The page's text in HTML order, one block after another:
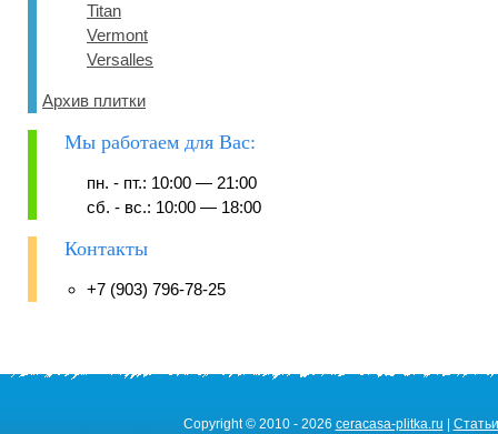
Titan
Vermont
Versalles
Архив плитки
Мы работаем для Вас:
пн. - пт.: 10:00 — 21:00
сб. - вс.: 10:00 — 18:00
Контакты
+7 (903) 796-78-25
Copyright © 2010 - 2026 ceracasa-plitka.ru